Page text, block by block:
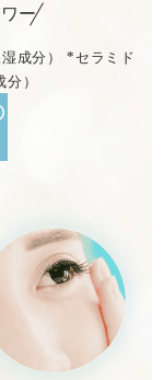
ー
成分） *セラミド
）